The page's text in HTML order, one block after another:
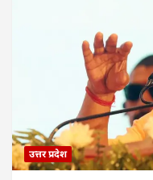
उत्तर प्रदेश